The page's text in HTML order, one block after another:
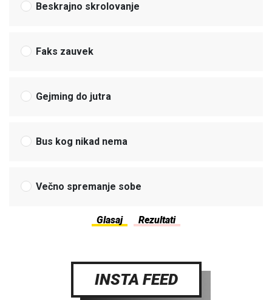
Beskrajno skrolovanje
Faks zauvek
Gejming do jutra
Bus kog nikad nema
Večno spremanje sobe
INSTA FEED